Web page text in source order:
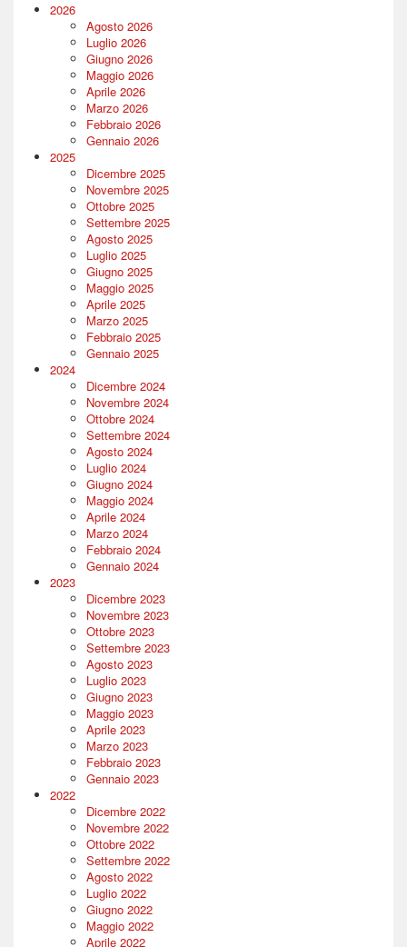
2026
Agosto 2026
Luglio 2026
Giugno 2026
Maggio 2026
Aprile 2026
Marzo 2026
Febbraio 2026
Gennaio 2026
2025
Dicembre 2025
Novembre 2025
Ottobre 2025
Settembre 2025
Agosto 2025
Luglio 2025
Giugno 2025
Maggio 2025
Aprile 2025
Marzo 2025
Febbraio 2025
Gennaio 2025
2024
Dicembre 2024
Novembre 2024
Ottobre 2024
Settembre 2024
Agosto 2024
Luglio 2024
Giugno 2024
Maggio 2024
Aprile 2024
Marzo 2024
Febbraio 2024
Gennaio 2024
2023
Dicembre 2023
Novembre 2023
Ottobre 2023
Settembre 2023
Agosto 2023
Luglio 2023
Giugno 2023
Maggio 2023
Aprile 2023
Marzo 2023
Febbraio 2023
Gennaio 2023
2022
Dicembre 2022
Novembre 2022
Ottobre 2022
Settembre 2022
Agosto 2022
Luglio 2022
Giugno 2022
Maggio 2022
Aprile 2022